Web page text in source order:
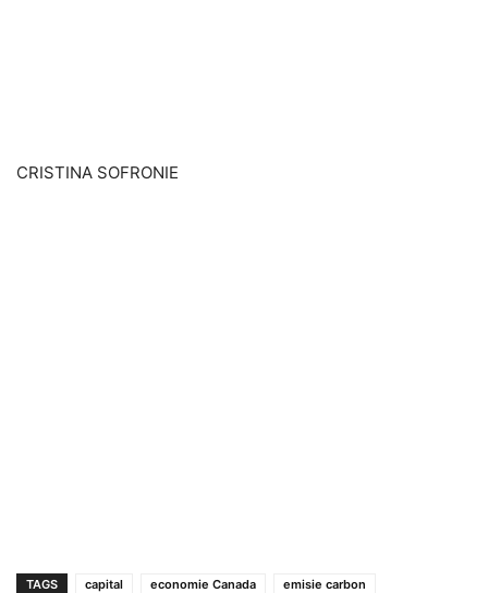
CRISTINA SOFRONIE
TAGS capital economie Canada
emisie carbon